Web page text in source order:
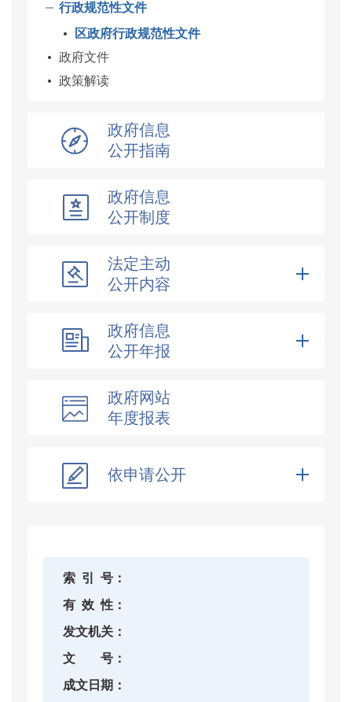
行政规范性文件
区政府行政规范性文件
政府文件
政策解读
政府信息
公开指南
政府信息
公开制度
法定主动
公开内容
政府信息
公开年报
政府网站
年度报表
依申请公开
索 引
号：
有 效 性：
发文机关：
文
号：
成文日期：